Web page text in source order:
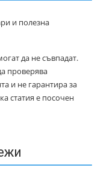
и полезна
да не съвпадат.
проверява
и не гарантира за
статия е посочен